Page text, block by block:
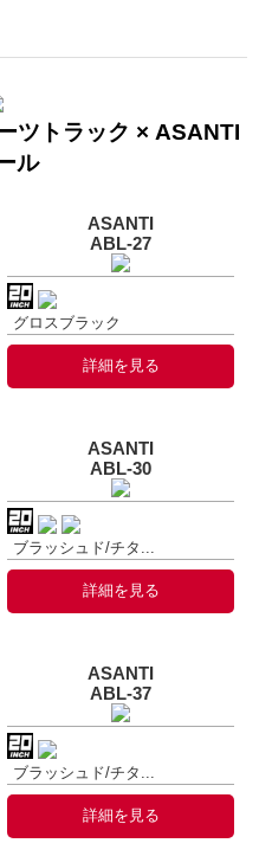
ツトラック × ASANTI
ル
ASANTI
ABL-27
グロスブラック
詳細を見る
ASANTI
ABL-30
ブラッシュド/チタ...
詳細を見る
ASANTI
ABL-37
ブラッシュド/チタ...
詳細を見る